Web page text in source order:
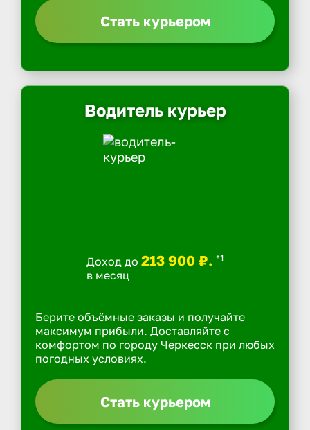
Стать курьером
Водитель курьер
Доход до 213 900 ₽. *1
в месяц
Берите объёмные заказы и получайте
максимум прибыли. Доставляйте с
комфортом по городу Черкесск при любых
погодных условиях.
Стать курьером